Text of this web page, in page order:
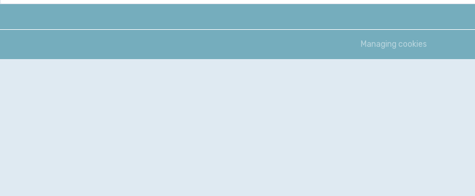
Managing cookies